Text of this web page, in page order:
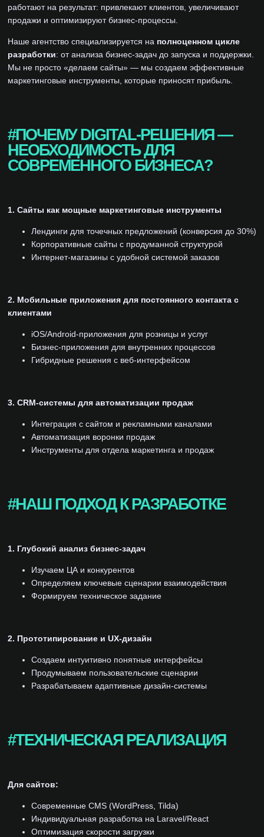
работают на результат: привлекают клиентов, увеличивают
продажи и оптимизируют бизнес-процессы.
Наше агентство специализируется на полноценном цикле
разработки: от анализа бизнес-задач до запуска и поддержки.
Мы не просто «делаем сайты» — мы создаем эффективные
маркетинговые инструменты, которые приносят прибыль.
#ПОЧЕМУ DIGITAL-РЕШЕНИЯ —
НЕОБХОДИМОСТЬ ДЛЯ
СОВРЕМЕННОГО БИЗНЕСА?
1. Сайты как мощные маркетинговые инструменты
Лендинги для точечных предложений (конверсия до 30%)
Корпоративные сайты с продуманной структурой
Интернет-магазины с удобной системой заказов
2. Мобильные приложения для постоянного контакта с
клиентами
iOS/Android-приложения для розницы и услуг
Бизнес-приложения для внутренних процессов
Гибридные решения с веб-интерфейсом
3. CRM-системы для автоматизации продаж
Интеграция с сайтом и рекламными каналами
Автоматизация воронки продаж
Инструменты для отдела маркетинга и продаж
#НАШ ПОДХОД К РАЗРАБОТКЕ
1. Глубокий анализ бизнес-задач
Изучаем ЦА и конкурентов
Определяем ключевые сценарии взаимодействия
Формируем техническое задание
2. Прототипирование и UX-дизайн
Создаем интуитивно понятные интерфейсы
Продумываем пользовательские сценарии
Разрабатываем адаптивные дизайн-системы
#ТЕХНИЧЕСКАЯ РЕАЛИЗАЦИЯ
Для сайтов:
Современные CMS (WordPress, Tilda)
Индивидуальная разработка на Laravel/React
Оптимизация скорости загрузки